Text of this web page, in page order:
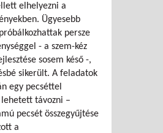
elhelyezni a
Ügyesebb
persze
- a szem-kéz
sosem késő -,
sikerült. A feladatok
egy pecséttel
távozni –
pecsét összegyűjtése
a